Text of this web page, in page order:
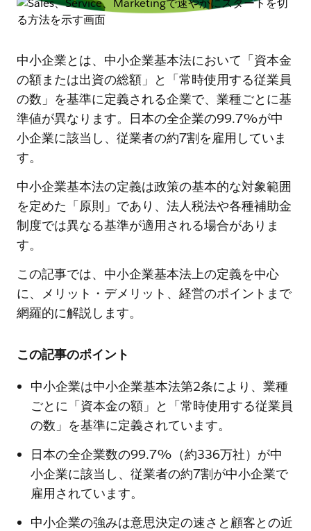
中小企業とは、中小企業基本法において「資本金
の額または出資の総額」と「常時使用する従業員
の数」を基準に定義される企業で、業種ごとに基
準値が異なります。日本の全企業の99.7%が中
小企業に該当し、従業者の約7割を雇用していま
す。
中小企業基本法の定義は政策の基本的な対象範囲
を定めた「原則」であり、法人税法や各種補助金
制度では異なる基準が適用される場合がありま
す。
この記事では、中小企業基本法上の定義を中心
に、メリット・デメリット、経営のポイントまで
網羅的に解説します。
この記事のポイント
中小企業は中小企業基本法第2条により、業種
ごとに「資本金の額」と「常時使用する従業員
の数」を基準に定義されています。
日本の全企業数の99.7%（約336万社）が中
小企業に該当し、従業者の約7割が中小企業で
雇用されています。
中小企業の強みは意思決定の速さと顧客との近